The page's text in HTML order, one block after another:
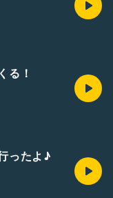
る！
ったよ♪